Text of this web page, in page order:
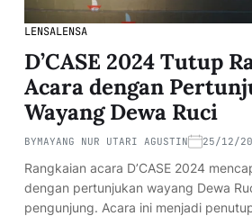
LENSALENSA
D’CASE 2024 Tutup
Acara dengan
Wayang Dewa Ruci
BYMAYANG NUR UTARI AGUSTIN 25/12/
Rangkaian acara D’CASE 2024
dengan pertunjukan wayang Dewa
pengunjung. Acara ini menjadi